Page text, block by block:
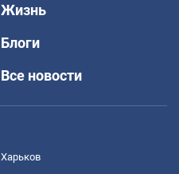
Жизнь
Блоги
Все новости
Харьков